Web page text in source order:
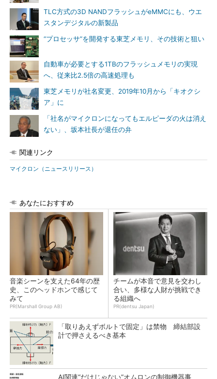
TLC方式の3D NANDフラッシュがeMMCにも、ウエ
スタンデジタルの新製品
“プロセッサ”を開発する東芝メモリ、その技術と狙い
自動車が必要とする1TBのフラッシュメモリの実現
へ、従来比2.5倍の高速処理も
東芝メモリが社名変更、2019年10月から「キオクシ
ア」に
「社名がマイクロンになってもエルピーダの火は消え
ない」、坂本社長が退任の弁
関連リンク
マイクロン（ニュースリリース）
あなたにおすすめ
音楽シーンを支えた64年の歴
史、このヘッドホンで感じて
みて
PR(Marshall Group AB)
チームが本音で意見を交わし
合い、多様な人財が挑戦でき
る組織へ
PR(dentsu Japan)
「取りあえずボルトで固定」は禁物 締結部設
計で押さえるべき基本
AI関連“だけじゃない”オムロンの制御機器事